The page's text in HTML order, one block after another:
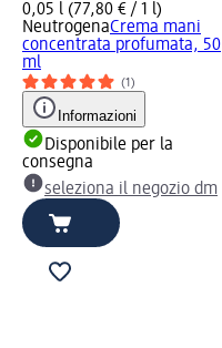
0,05 l (77,80 € / 1 l)
NeutrogenaCrema mani
concentrata profumata, 50
ml
(1)
Informazioni
Disponibile per la
consegna
seleziona il negozio dm